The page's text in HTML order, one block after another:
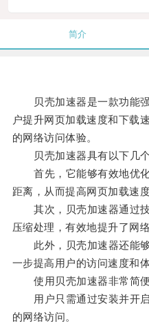
简介
贝壳加速器是一款功能强
户提升网页加载速度和下载
的网络访问体验。
贝壳加速器具有以下几个
首先，它能够有效地优化
距离，从而提高网页加载速度
其次，贝壳加速器通过技
压缩处理，有效地提升了网
此外，贝壳加速器还能够
一步提高用户的访问速度和体
使用贝壳加速器非常简便
用户只需通过安装并开启
的网络访问。